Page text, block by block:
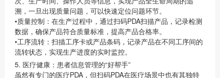
溯，一旦出现质量问题，可以快速定位问题环节。
•质量控制 ：在生产过程中，通过扫码PDA扫描产品，记录检测
数据，确保产品符合质量标准，提高产品合格率。
•工序流转 ：扫描工序卡或产品条码，记录产品在不同工序间的
流转状态，实现生产进度的实时监控。
5. 医疗健康：患者信息管理的“好帮手”
虽然有专门的医疗PDA，但扫码PDA在医疗场景中也有其独特